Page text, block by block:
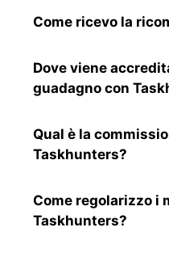
Come ricevo la
Dove viene
guadagno con
Qual è la
Taskhunters?
Come regolarizzo i
Taskhunters?